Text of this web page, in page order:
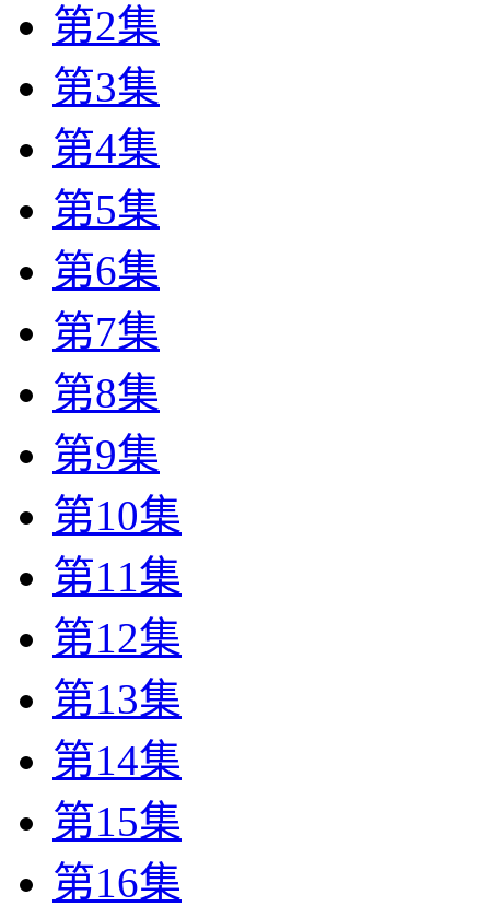
第2集
第3集
第4集
第5集
第6集
第7集
第8集
第9集
第10集
第11集
第12集
第13集
第14集
第15集
第16集